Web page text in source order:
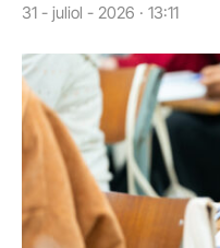
31 - juliol - 2026 · 13:11